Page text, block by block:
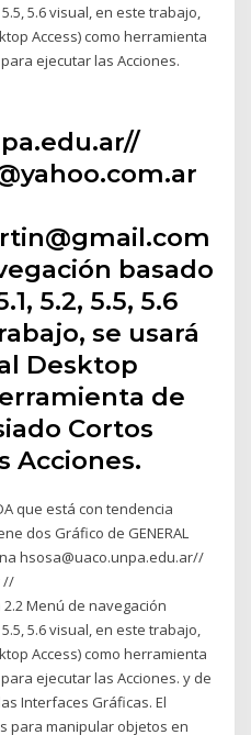
5.6 visual, en este trabajo,
Access) como herramienta
ejecutar las Acciones.
basado
5.2, 5.5, 5.6
se usará
Desktop
de
Cortos
Acciones.
que está con tendencia
dos Gráfico de GENERAL
hsosa@uaco.unpa.edu.ar//
//
Menú de navegación
5.6 visual, en este trabajo,
Access) como herramienta
ejecutar las Acciones. y de
Interfaces Gráficas. El
para manipular objetos en